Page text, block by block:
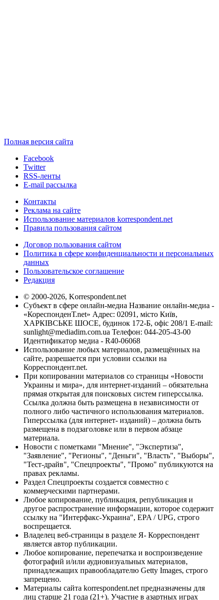
Полная версия сайта
Facebook
Twitter
RSS-ленты
E-mail рассылка
Контакты
Реклама на сайте
Использование материалов korrespondent.net
Правила пользования сайтом
Договор пользования сайтом
Политика в сфере конфиденциальности и персональных
данных
Пользовательское соглашение
Редакция
© 2000-2026, Korrespondent.net
Субъект в сфере онлайн-медиа Название онлайн-медиа -
«КореспонденТ.net» Адрес: 02091, місто Київ,
ХАРКІВСЬКЕ ШОСЕ, будинок 172-Б, офіс 208/1 E-mail:
sunlight@mediadim.com.ua Телефон: 044-205-43-00
Идентификатор медиа - R40-06068
Использование любых материалов, размещённых на
сайте, разрешается при условии ссылки на
Корреспондент.net.
При копировании материалов со страницы «Новости
Украины и мира», для интернет-изданий – обязательна
прямая открытая для поисковых систем гиперссылка.
Ссылка должна быть размещена в независимости от
полного либо частичного использования материалов.
Гиперссылка (для интернет- изданий) – должна быть
размещена в подзаголовке или в первом абзаце
материала.
Новости с пометками "Мнение", "Экспертиза",
"Заявление", "Регионы", "Деньги", "Власть", "Выборы",
"Тест-драйв", "Спецпроекты", "Промо" публикуются на
правах рекламы.
Раздел Спецпроекты создается совместно с
коммерческими партнерами.
Любое копирование, публикация, републикация и
другое распространение информации, которое содержит
ссылку на "Интерфакс-Украина", EPA / UPG, строго
воспрещается.
Владелец веб-страницы в разделе Я- Корреспондент
является автор публикации.
Любое копирование, перепечатка и воспроизведение
фотографий и/или аудиовизуальных материалов,
принадлежащих правообладателю Getty Images, строго
запрещено.
Материалы сайта korrespondent.net предназначены для
лиц старше 21 года (21+). Участие в азартных играх